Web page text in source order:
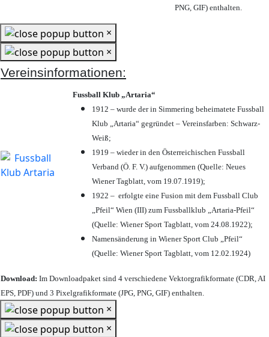
PNG, GIF) enthalten.
×
×
Vereinsinformationen:
Fussball Klub „Artaria“
1912 – wurde der in Simmering beheimatete Fussball
Klub „Artaria“ gegründet – Vereinsfarben: Schwarz-
Weiß;
1919 – wieder in den Österreichischen Fussball
Verband (Ö. F. V.) aufgenommen (Quelle: Neues
Wiener Tagblatt, vom 19.07.1919);
1922 – erfolgte eine Fusion mit dem Fussball Club
„Pfeil“ Wien (III) zum Fussballklub „Artaria-Pfeil“
(Quelle: Wiener Sport Tagblatt, vom 24.08.1922);
Namensänderung in Wiener Sport Club „Pfeil“
(Quelle: Wiener Sport Tagblatt, vom 12.02.1924)
Download: Im Downloadpaket sind 4 verschiedene Vektorgrafikformate (CDR, AI
EPS, PDF) und 3 Pixelgrafikformate (JPG, PNG, GIF) enthalten.
×
×